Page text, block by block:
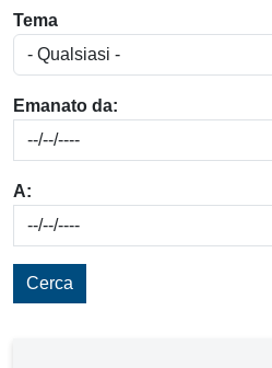
Tema
Emanato da:
A:
Cerca